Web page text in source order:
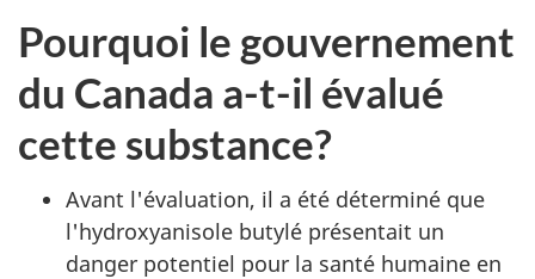
Pourquoi le gouvernement
du Canada a-t-il évalué
cette substance?
Avant l'évaluation, il a été déterminé que
l'hydroxyanisole butylé présentait un
danger potentiel pour la santé humaine en